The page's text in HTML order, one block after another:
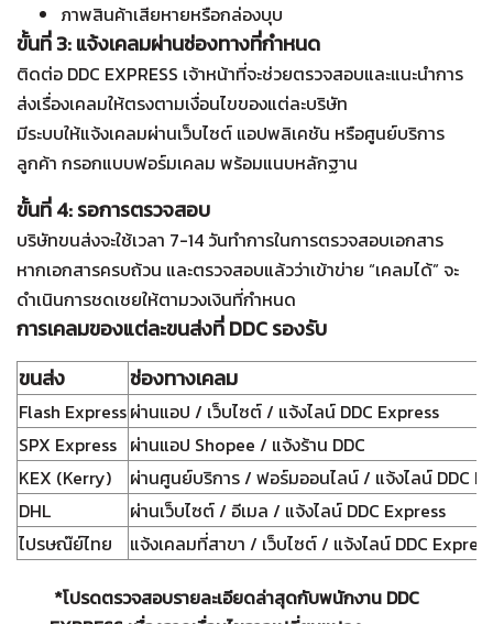
ภาพสินค้าเสียหายหรือกล่องบุบ
ขั้นที่ 3: แจ้งเคลมผ่านช่องทางที่กำหนด
ติดต่อ DDC EXPRESS เจ้าหน้าที่จะช่วยตรวจสอบและแนะนำการ
ส่งเรื่องเคลมให้ตรงตามเงื่อนไขของแต่ละบริษัท
มีระบบให้แจ้งเคลมผ่านเว็บไซต์ แอปพลิเคชัน หรือศูนย์บริการ
ลูกค้า กรอกแบบฟอร์มเคลม พร้อมแนบหลักฐาน
ขั้นที่ 4: รอการตรวจสอบ
บริษัทขนส่งจะใช้เวลา 7-14 วันทำการในการตรวจสอบเอกสาร
หากเอกสารครบถ้วน และตรวจสอบแล้วว่าเข้าข่าย “เคลมได้” จะ
ดำเนินการชดเชยให้ตามวงเงินที่กำหนด
การเคลมของแต่ละขนส่งที่ DDC รองรับ
ขนส่ง
ช่องทางเคลม
Flash Expressผ่านแอป / เว็บไซต์ / แจ้งไลน์ DDC Express
SPX Express ผ่านแอป Shopee / แจ้งร้าน DDC
KEX (Kerry)
ผ่านศูนย์บริการ / ฟอร์มออนไลน์ / แจ้งไลน์ DDC
DHL
ผ่านเว็บไซต์ / อีเมล / แจ้งไลน์ DDC Express
ไปรษณ๊ย์ไทย
แจ้งเคลมที่สาขา / เว็บไซต์ / แจ้งไลน์ DDC Express
*โปรดตรวจสอบรายละเอียดล่าสุดกับพนักงาน DDC